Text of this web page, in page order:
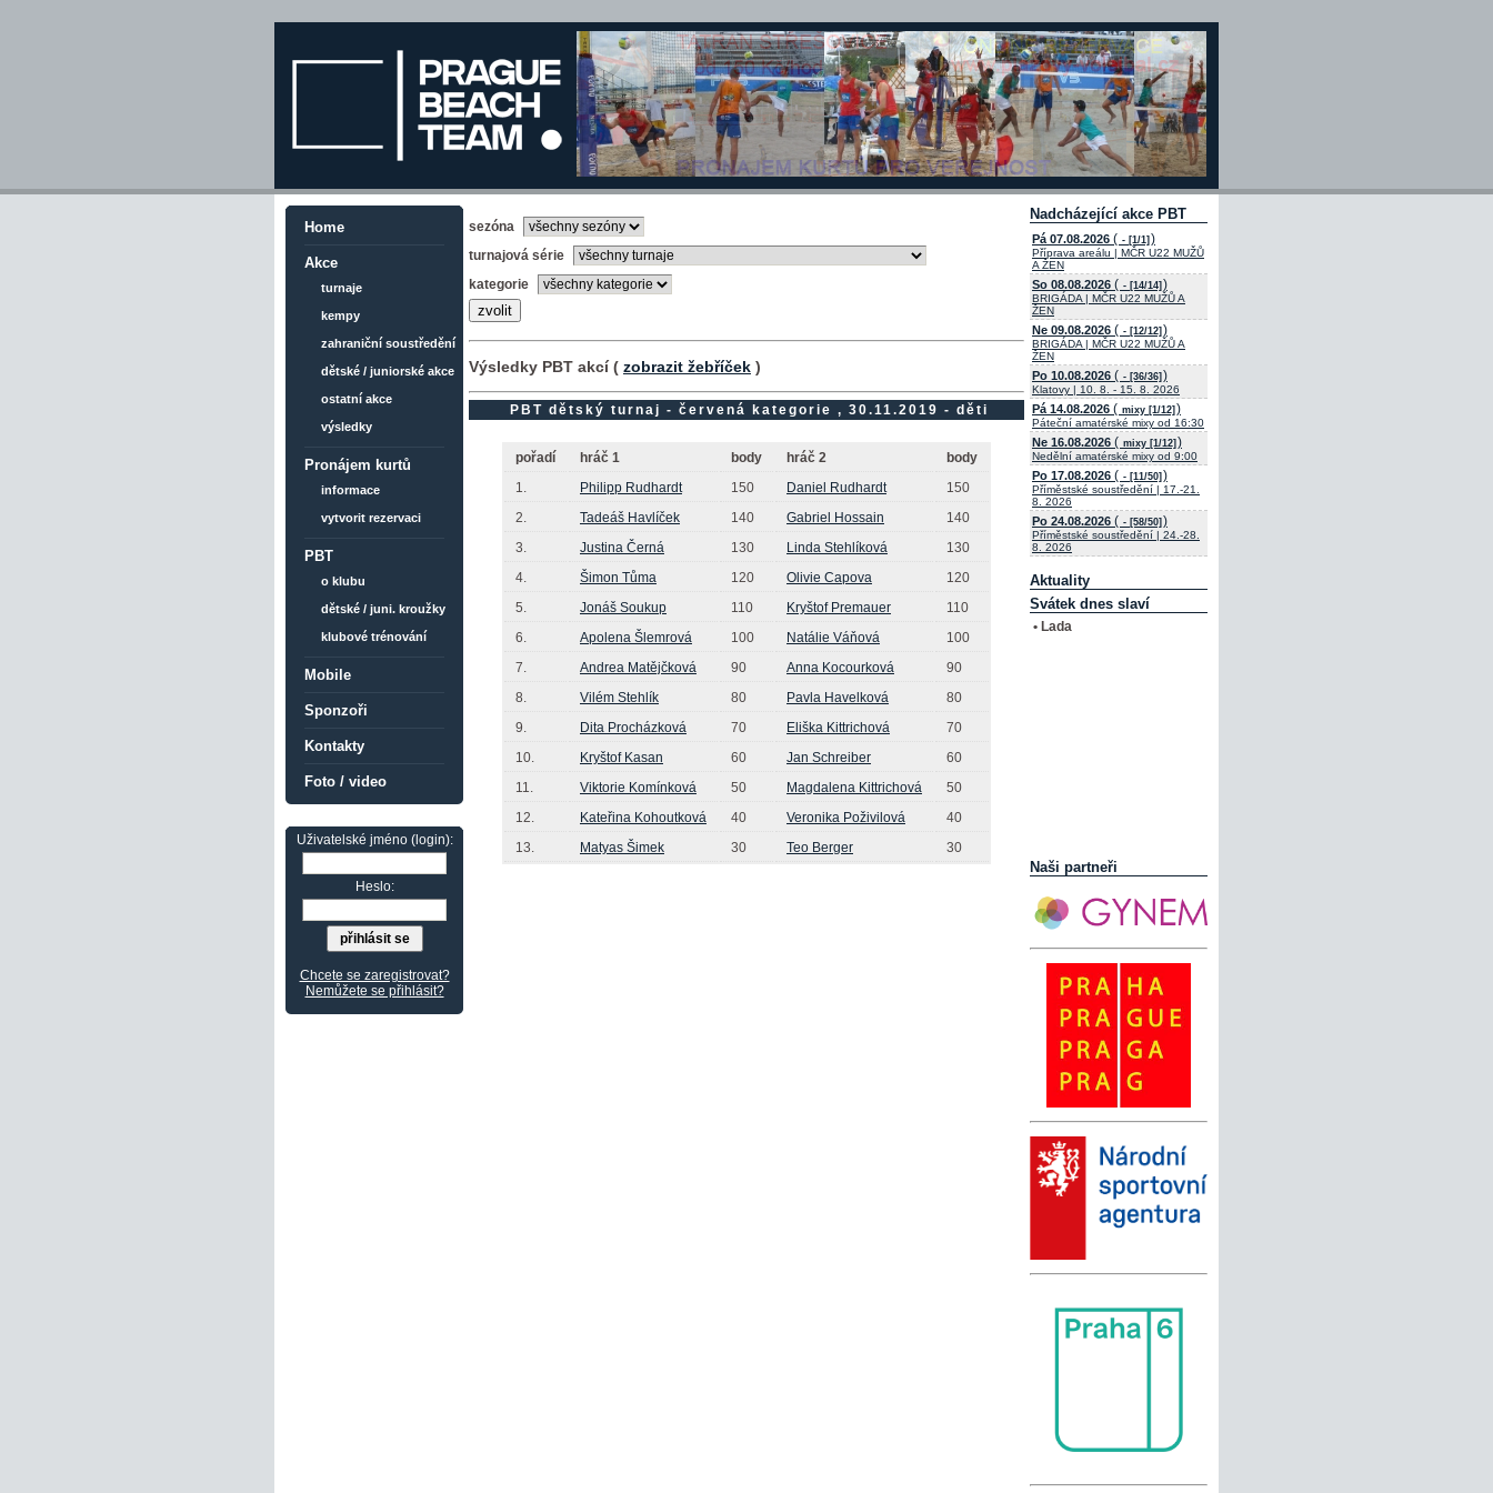
Home
Akce
turnaje
kempy
zahraniční soustředění
dětské / juniorské akce
ostatní akce
výsledky
Pronájem kurtů
informace
vytvorit rezervaci
PBT
o klubu
dětské / juni. kroužky
klubové trénování
Mobile
Sponzoři
Kontakty
Foto / video
Uživatelské jméno (login):
Heslo:
Chcete se zaregistrovat?
Nemůžete se přihlásit?
sezóna
turnajová série
kategorie
Výsledky PBT akcí ( zobrazit žebříček )
PBT dětský turnaj - červená kategorie , 30.11.2019 - děti
pořadí hráč 1 body hráč 2
body
1.
Philipp Rudhardt 150 Daniel Rudhardt
150
2.
Tadeáš Havlíček 140 Gabriel Hossain
140
3.
Justina Černá 130 Linda Stehlíková
130
4.
Šimon Tůma 120 Olivie Capova
120
5.
Jonáš Soukup 110 Kryštof Premauer
110
6.
Apolena Šlemrová 100 Natálie Váňová
100
7.
Andrea Matějčková 90 Anna Kocourková
90
8.
Vilém Stehlík 80 Pavla Havelková
80
9.
Dita Procházková 70 Eliška Kittrichová
70
10.
Kryštof Kasan 60 Jan Schreiber
60
11.
Viktorie Komínková 50 Magdalena Kittrichová
50
12.
Kateřina Kohoutková 40 Veronika Poživilová
40
13.
Matyas Šimek 30 Teo Berger 30
Nadcházející akce PBT
Pá 07.08.2026 ( - [1/1] )
Příprava areálu | MČR U22 MUŽŮ
A ŽEN
So 08.08.2026 ( - [14/14] )
BRIGÁDA | MČR U22 MUŽŮ A
ŽEN
Ne 09.08.2026 ( - [12/12] )
BRIGÁDA | MČR U22 MUŽŮ A
ŽEN
Po 10.08.2026 ( - [36/36] )
Klatovy | 10. 8. - 15. 8. 2026
Pá 14.08.2026 ( mixy [1/12] )
Páteční amatérské mixy od 16:30
Ne 16.08.2026 ( mixy [1/12] )
Nedělní amatérské mixy od 9:00
Po 17.08.2026 ( - [11/50] )
Příměstské soustředění | 17.-21.
8. 2026
Po 24.08.2026 ( - [58/50] )
Příměstské soustředění | 24.-28.
8. 2026
Aktuality
Svátek dnes slaví
• Lada
Naši partneři